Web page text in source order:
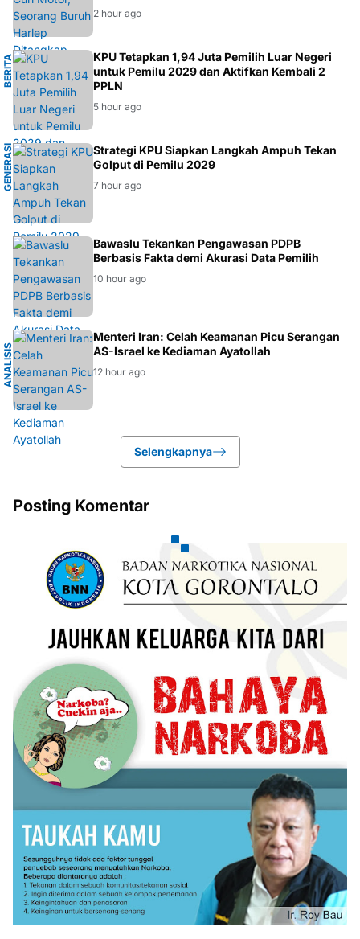
2 hour ago
B
E
R
I
T
A
P
O
L
I
T
IK
KPU Tetapkan 1,94 Juta Pemilih Luar Negeri
untuk Pemilu 2029 dan Aktifkan Kembali 2
PPLN
5 hour ago
G
E
N
E
R
A
S
I
M
U
DA
Strategi KPU Siapkan Langkah Ampuh Tekan
Golput di Pemilu 2029
7 hour ago
BAWASLU
Bawaslu Tekankan Pengawasan PDPB
Berbasis Fakta demi Akurasi Data Pemilih
10 hour ago
A
N
A
L
I
S
I
S
G
E
O
P
O
L
I
T
IK
Menteri Iran: Celah Keamanan Picu Serangan
AS-Israel ke Kediaman Ayatollah
12 hour ago
Selengkapnya
Posting Komentar